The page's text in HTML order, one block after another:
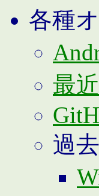
各種
最
過